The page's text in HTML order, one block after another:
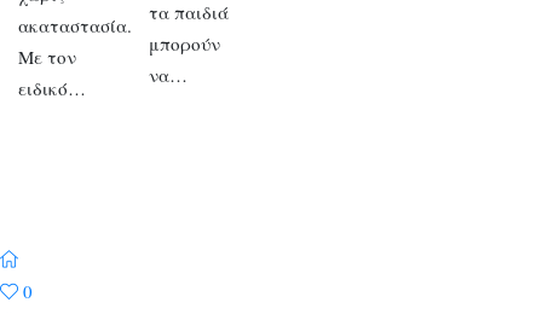
ακαταστασία.
Με τον
ειδικό…
τα παιδιά
μπορούν
να…
0